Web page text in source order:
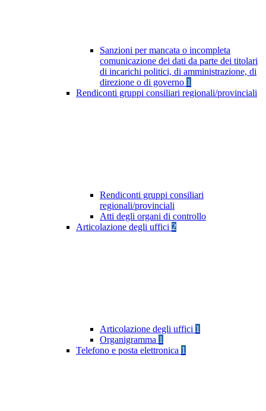
Sanzioni per mancata o incompleta
comunicazione dei dati da parte dei titolari
di incarichi politici, di amministrazione, di
direzione o di governo 1
Rendiconti gruppi consiliari regionali/provinciali
Rendiconti gruppi consiliari
regionali/provinciali
Atti degli organi di controllo
Articolazione degli uffici 2
Articolazione degli uffici 1
Organigramma 1
Telefono e posta elettronica 1